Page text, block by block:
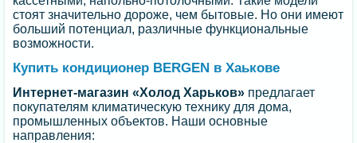
стоят значительно дороже, чем бытовые. Но они имеют
больший потенциал, различные функциональные
возможности.
Купить кондиционер BERGEN в Хаькове
Интернет-магазин «Холод Харьков» предлагает
покупателям климатическую технику для дома,
промышленных объектов. Наши основные
направления: